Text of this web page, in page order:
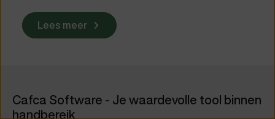
Lees meer
Cafca Software - Je waardevolle tool binnen
handbereik